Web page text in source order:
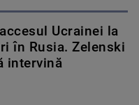
Ucrainei la
în Rusia. Zelenski
intervină